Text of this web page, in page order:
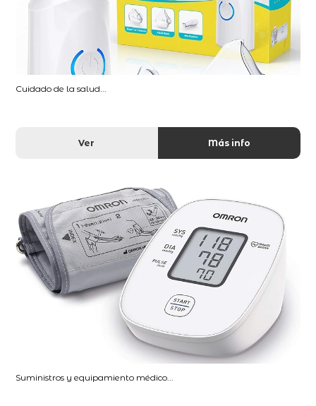
Cuidado de la salud...
Ver Más info
Suministros y equipamiento médico...